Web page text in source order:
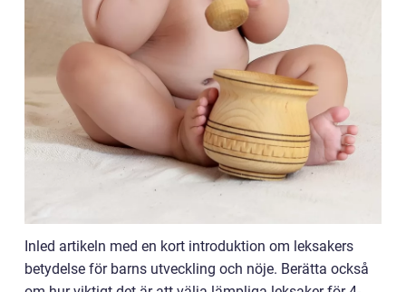
Inled artikeln med en kort introduktion om leksakers
betydelse för barns utveckling och nöje. Berätta också